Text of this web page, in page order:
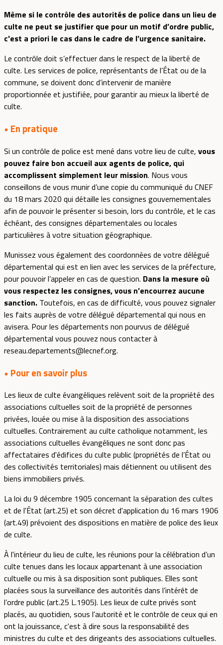
Même si le contrôle des autorités de police dans un lieu de
culte ne peut se justifier que pour un motif d’ordre public,
c'est a priori le cas dans le cadre de l’urgence sanitaire.
Le contrôle doit s’effectuer dans le respect de la liberté de
culte. Les services de police, représentants de l’État ou de la
commune, se doivent donc d’intervenir de manière
proportionnée et justifiée, pour garantir au mieux la liberté de
culte.
• En pratique
Si un contrôle de police est mené dans votre lieu de culte, vous
pouvez faire bon accueil aux agents de police, qui
accomplissent simplement leur mission. Nous vous
conseillons de vous munir d’une copie du communiqué du CNEF
du 18 mars 2020 qui détaille les consignes gouvernementales
afin de pouvoir le présenter si besoin, lors du contrôle, et le cas
échéant, des consignes départementales ou locales
particulières à votre situation géographique.
Munissez vous également des coordonnées de votre délégué
départemental qui est en lien avec les services de la préfecture,
pour pouvoir l’appeler en cas de question. Dans la mesure où
vous respectez les consignes, vous n’encourrez aucune
sanction. Toutefois, en cas de difficulté, vous pouvez signaler
les faits auprès de votre délégué départemental qui nous en
avisera. Pour les départements non pourvus de délégué
départemental vous pouvez nous contacter à
reseau.departements@lecnef.org.
• Pour en savoir plus
Les lieux de culte évangéliques relèvent soit de la propriété des
associations cultuelles soit de la propriété de personnes
privées, louée ou mise à la disposition des associations
cultuelles. Contrairement au culte catholique notamment, les
associations cultuelles évangéliques ne sont donc pas
affectataires d'édifices du culte public (propriétés de l’État ou
des collectivités territoriales) mais détiennent ou utilisent des
biens immobiliers privés.
La loi du 9 décembre 1905 concernant la séparation des cultes
et de l'État (art.25) et son décret d'application du 16 mars 1906
(art.49) prévoient des dispositions en matière de police des lieux
de culte.
À l'intérieur du lieu de culte, les réunions pour la célébration d’un
culte tenues dans les locaux appartenant à une association
cultuelle ou mis à sa disposition sont publiques. Elles sont
placées sous la surveillance des autorités dans l’intérêt de
l’ordre public (art.25 L.1905). Les lieux de culte privés sont
placés, au quotidien, sous l'autorité et le contrôle de ceux qui en
ont la jouissance, c'est à dire sous la responsabilité des
ministres du culte et des dirigeants des associations cultuelles.